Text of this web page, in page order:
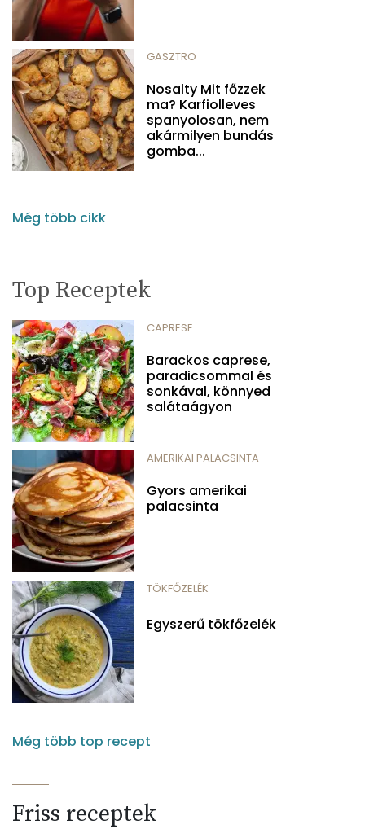
GASZTRO
Nosalty Mit főzzek
ma? Karfiolleves
spanyolosan, nem
akármilyen bundás
gomba...
Még több cikk
Top Receptek
CAPRESE
Barackos caprese,
paradicsommal és
sonkával, könnyed
salátaágyon
AMERIKAI PALACSINTA
Gyors amerikai
palacsinta
TÖKFŐZELÉK
Egyszerű tökfőzelék
Még több top recept
Friss receptek